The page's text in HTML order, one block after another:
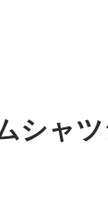
シャ